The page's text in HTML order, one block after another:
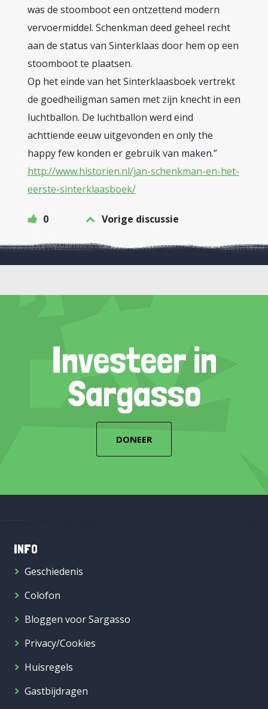
was de stoomboot een ontzettend modern
vervoermiddel. Schenkman deed geheel recht
aan de status van Sinterklaas door hem op een
stoomboot te plaatsen.
Op het einde van het Sinterklaasboek vertrekt
de goedheiligman samen met zijn knecht in een
luchtballon. De luchtballon werd eind
achttiende eeuw uitgevonden en only the
happy few konden er gebruik van maken.”
http://www.historien.nl/jan-schenkman-en-het-
eerste-sinterklaasboek/
0 Vorige discussie
Investeer in
Sargasso
DONEER
INFO
Geschiedenis
Colofon
Bloggen voor Sargasso
Privacy/Cookies
Huisregels
Gastbijdragen